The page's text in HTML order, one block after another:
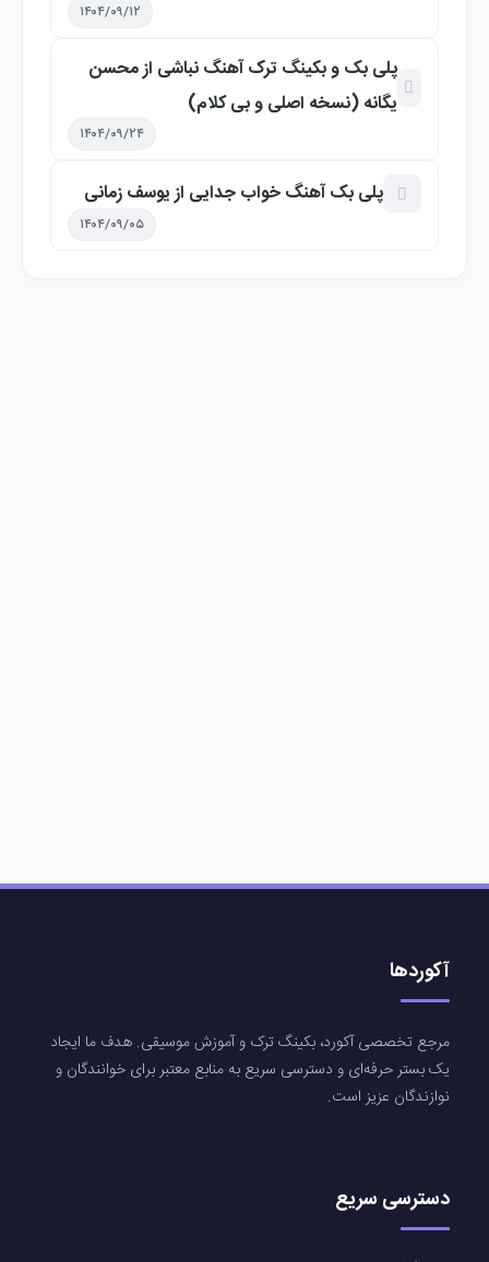
۱۴۰۴/۰۹/۱۲
پلی بک و بکینگ ترک آهنگ نباشی از محسن
یگانه (نسخه اصلی و بی کلام)
۱۴۰۴/۰۹/۲۴
پلی بک آهنگ خواب جدایی از یوسف زمانی
۱۴۰۴/۰۹/۰۵
آکوردها
مرجع تخصصی آکورد، بکینگ ترک و آموزش موسیقی. هدف ما ایجاد
یک بستر حرفه‌ای و دسترسی سریع به منابع معتبر برای خوانندگان و
نوازندگان عزیز است.
دسترسی سریع